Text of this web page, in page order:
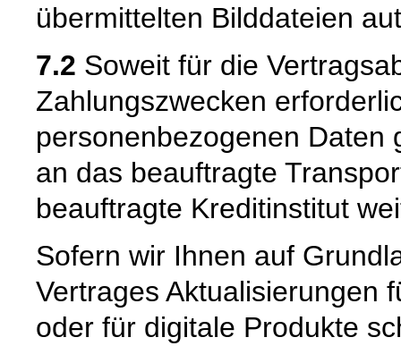
übermittelten Bilddateien
7.2 Soweit für die
Zahlungszwecken
personenbezogenen Daten
an das beauftragte
beauftragte Kreditinstitut
Sofern wir Ihnen auf
Vertrages Aktualisierungen
oder für digitale Produkte